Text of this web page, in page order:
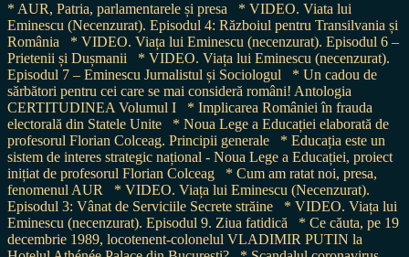
* AUR, Patria, parlamentarele și presa
* VIDEO. Viata lui
Eminescu (Necenzurat). Episodul 4: Războiul pentru Transilvania și
România
* VIDEO. Viața lui Eminescu (necenzurat). Episodul 6 –
Prietenii și Dușmanii
* VIDEO. Viața lui Eminescu (necenzurat).
Episodul 7 – Eminescu Jurnalistul și Sociologul
* Un cadou de
sărbători pentru cei care se mai consideră români! Antologia
CERTITUDINEA Volumul I
* Implicarea României în frauda
electorală din Statele Unite
* Noua Lege a Educației elaborată de
profesorul Florian Colceag. Principii generale
* Educația este un
sistem de interes strategic național - Noua Lege a Educației, proiect
inițiat de profesorul Florian Colceag
* Cum am ratat noi, presa,
fenomenul AUR
* VIDEO. Viața lui Eminescu (Necenzurat).
Episodul 3: Vânat de Serviciile Secrete străine
* VIDEO. Viața lui
Eminescu (necenzurat). Episodul 9. Ziua fatidică
* Ce căuta, pe 19
decembrie 1989, locotenent-colonelul VLADIMIR PUTIN la